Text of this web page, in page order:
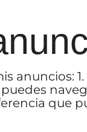
anuncios:
que